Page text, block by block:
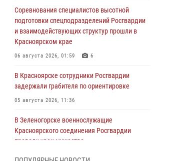
Соревнования специалистов высотной
подготовки спецподразделений Росгвардии
и взаимодействующих структур прошли в
Красноярском крае
06 августа 2026, 01:59 6
В Красноярске сотрудники Росгвардии
задержали грабителя по ориентировке
05 августа 2026, 11:36
В Зеленогорске военнослужащие
Красноярского соединения Росгвардии
провели урок мужества